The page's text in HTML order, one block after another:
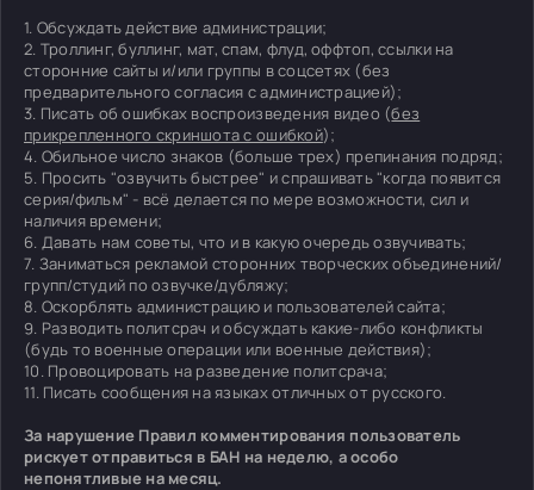
1. Обсуждать действие администрации;
2. Троллинг, буллинг, мат, спам, флуд, оффтоп, ссылки на
сторонние сайты и/или группы в соцсетях (без
предварительного согласия с администрацией);
3. Писать об ошибках воспроизведения видео (без
прикрепленного скриншота с ошибкой);
4. Обильное число знаков (больше трех) препинания подряд;
5. Просить "озвучить быстрее" и спрашивать "когда появится
серия/фильм" - всё делается по мере возможности, сил и
наличия времени;
6. Давать нам советы, что и в какую очередь озвучивать;
7. Заниматься рекламой сторонних творческих объединений/
групп/студий по озвучке/дубляжу;
8. Оскорблять администрацию и пользователей сайта;
9. Разводить политсрач и обсуждать какие-либо конфликты
(будь то военные операции или военные действия);
10. Провоцировать на разведение политсрача;
11. Писать сообщения на языках отличных от русского.
За нарушение Правил комментирования пользователь
рискует отправиться в БАН на неделю, а особо
непонятливые на месяц.